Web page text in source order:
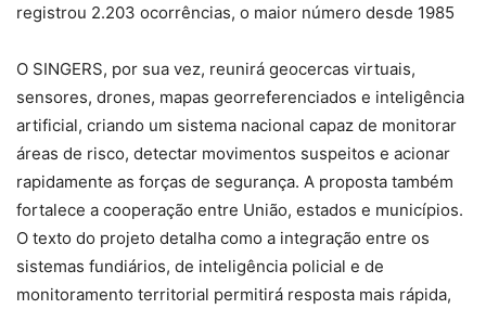
registrou 2.203 ocorrências, o maior número desde 1985
O SINGERS, por sua vez, reunirá geocercas virtuais,
sensores, drones, mapas georreferenciados e inteligência
artificial, criando um sistema nacional capaz de monitorar
áreas de risco, detectar movimentos suspeitos e acionar
rapidamente as forças de segurança. A proposta também
fortalece a cooperação entre União, estados e municípios.
O texto do projeto detalha como a integração entre os
sistemas fundiários, de inteligência policial e de
monitoramento territorial permitirá resposta mais rápida,